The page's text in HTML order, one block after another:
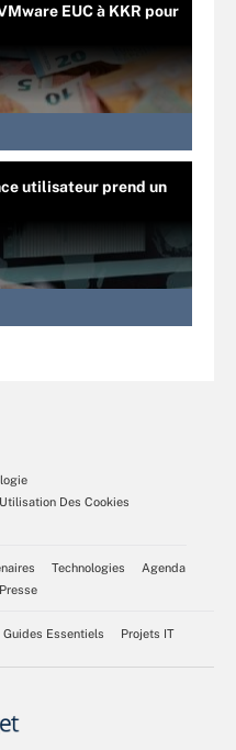
EUC à KKR pour
utilisateur prend un
Utilisation Des Cookies
Technologies
Agenda
Guides Essentiels Projets IT